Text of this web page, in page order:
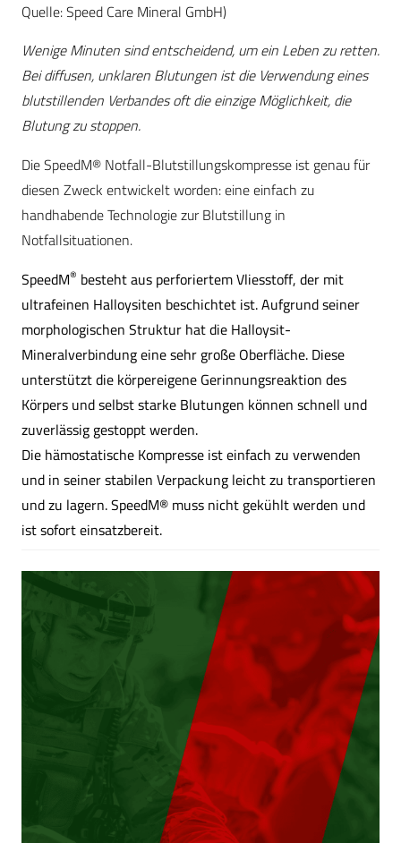
Quelle: Speed Care Mineral GmbH)
Wenige Minuten sind entscheidend, um ein Leben zu retten.
Bei diffusen, unklaren Blutungen ist die Verwendung eines
blutstillenden Verbandes oft die einzige Möglichkeit, die
Blutung zu stoppen.
Die SpeedM® Notfall-Blutstillungskompresse ist genau für
diesen Zweck entwickelt worden: eine einfach zu
handhabende Technologie zur Blutstillung in
Notfallsituationen.
SpeedM® besteht aus perforiertem Vliesstoff, der mit
ultrafeinen Halloysiten beschichtet ist. Aufgrund seiner
morphologischen Struktur hat die Halloysit-
Mineralverbindung eine sehr große Oberfläche. Diese
unterstützt die körpereigene Gerinnungsreaktion des
Körpers und selbst starke Blutungen können schnell und
zuverlässig gestoppt werden.
Die hämostatische Kompresse ist einfach zu verwenden
und in seiner stabilen Verpackung leicht zu transportieren
und zu lagern. SpeedM® muss nicht gekühlt werden und
ist sofort einsatzbereit.